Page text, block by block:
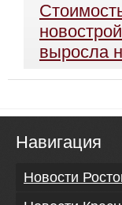
выросла
Навигация
Новости